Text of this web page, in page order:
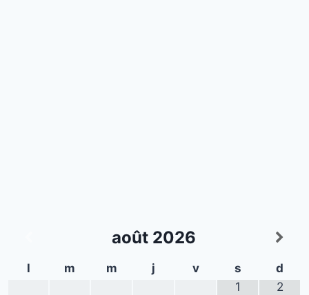
août 2026
l m m j v s
d
1
2